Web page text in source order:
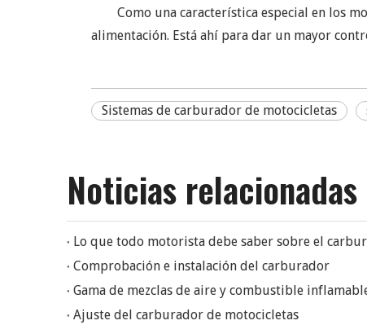
Como una característica especial en los
alimentación. Está ahí para dar un mayor
Sistemas de carburador de motocicletas
Noticias relacionadas
Lo que todo motorista debe saber sobre el
Comprobación e instalación del carburador
Gama de mezclas de aire y combustible
Ajuste del carburador de motocicletas